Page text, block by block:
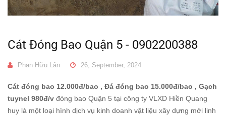
Cát Đóng Bao Quận 5 - 0902200388
Phan Hữu Lân 26, September, 2024
Cát đóng bao 12.000đ/bao , Đá đóng bao 15.000đ/bao , Gạch
tuynel 980đ/v đóng bao Quận 5 tại công ty VLXD Hiền Quang
huy là một loại hình dịch vụ kinh doanh vật liệu xây dựng mới linh